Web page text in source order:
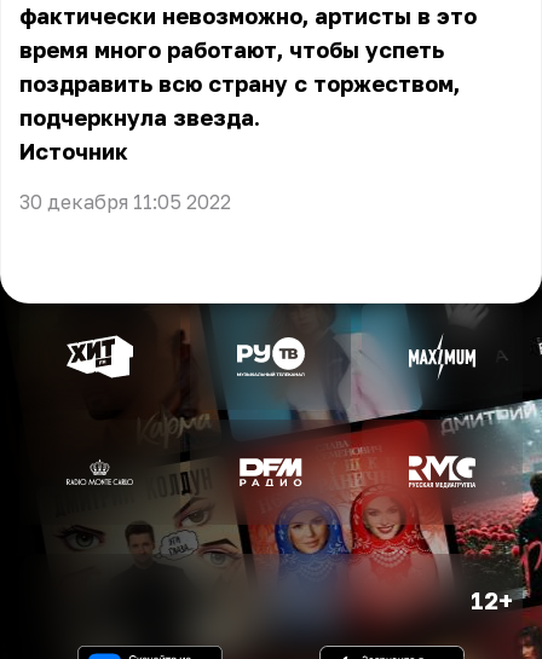
фактически невозможно, артисты в это
время много работают, чтобы успеть
поздравить всю страну с торжеством,
подчеркнула звезда.
Источник
30 декабря 11:05 2022
12+